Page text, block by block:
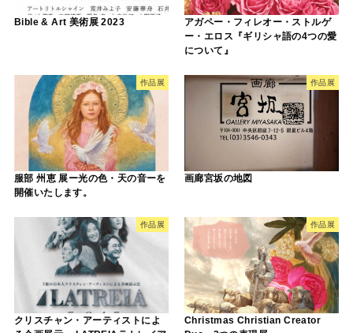
Bible & Art 美術展 2023
アガペー・フィレオー・ストルゲ
ー・エロス『ギリシャ語の4つの愛
について』
作品展
服部 州恵 展ー光の色・天の音ーを
開催いたします。
作品展
画廊宮坂の地図
作品展
クリスチャン・アーティストによ
作品展
Christmas Christian Creator